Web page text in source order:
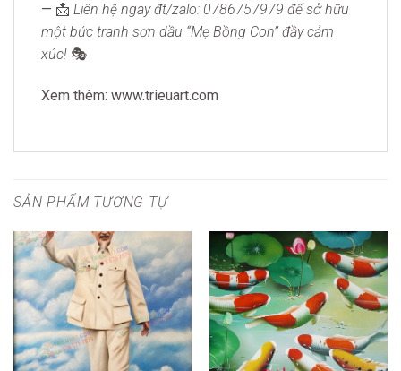
— 📩 Liên hệ ngay đt/zalo: 0786757979 để sở hữu
một bức tranh sơn dầu “Mẹ Bồng Con” đầy cảm
xúc! 🎭
Xem thêm: www.trieuart.com
SẢN PHẨM TƯƠNG TỰ